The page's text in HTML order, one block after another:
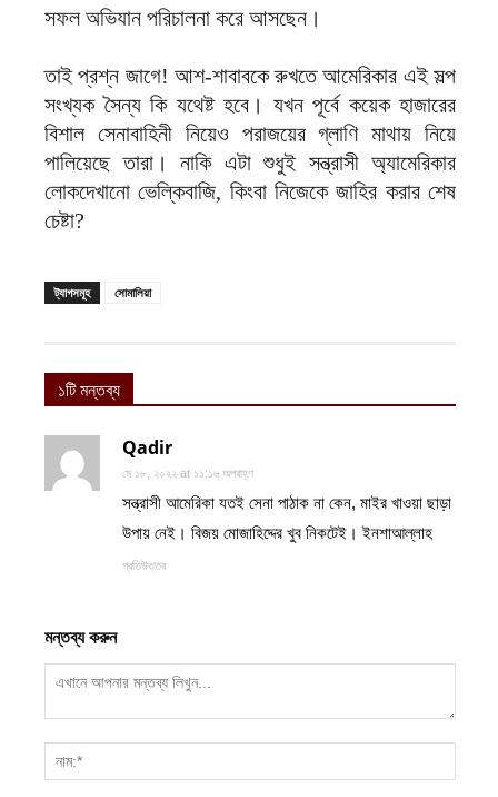
সফল অভিযান পরিচালনা করে আসছেন।
তাই প্রশ্ন জাগে! আশ-শাবাবকে রুখতে আমেরিকার এই সল্প
সংখ্যক সৈন্য কি যথেষ্ট হবে। যখন পূর্বে কয়েক হাজারের
বিশাল সেনাবাহিনী নিয়েও পরাজয়ের গ্লাণি মাথায় নিয়ে
পালিয়েছে তারা। নাকি এটা শুধুই সন্ত্রাসী অ্যামেরিকার
লোকদেখানো ভেল্কিবাজি, কিংবা নিজেকে জাহির করার শেষ
চেষ্টা?
ট্যাগসমূহ সোমালিয়া
১টি মন্তব্য
Qadir
মে ১৮, ২০২২ at ১১:১৬ অপরাহ্ণ
সন্ত্রাসী আমেরিকা যত‌ই সেনা পাঠাক না কেন, মাইর খাওয়া ছাড়া
উপায় নেই। বিজয় মোজাহিদ্দের খুব নিকটেই। ইনশাআল্লাহ
প্রতিউত্তর
মন্তব্য করুন